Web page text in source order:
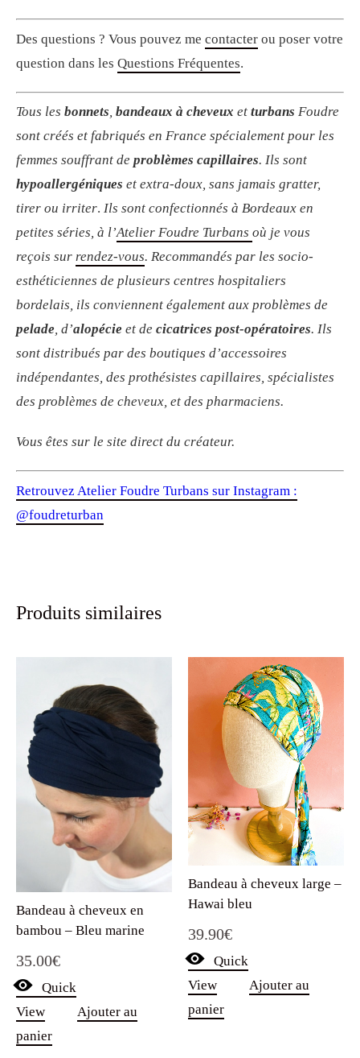
Des questions ? Vous pouvez me contacter ou poser votre
question dans les Questions Fréquentes.
Tous les bonnets, bandeaux à cheveux et turbans Foudre
sont créés et fabriqués en France spécialement pour les
femmes souffrant de problèmes capillaires. Ils sont
hypoallergéniques et extra-doux, sans jamais gratter,
tirer ou irriter. Ils sont confectionnés à Bordeaux en
petites séries, à l’Atelier Foudre Turbans où je vous
reçois sur rendez-vous. Recommandés par les socio-
esthéticiennes de plusieurs centres hospitaliers
bordelais, ils conviennent également aux problèmes de
pelade, d’alopécie et de cicatrices post-opératoires. Ils
sont distribués par des boutiques d’accessoires
indépendantes, des prothésistes capillaires, spécialistes
des problèmes de cheveux, et des pharmaciens.
Vous êtes sur le site direct du créateur.
Retrouvez Atelier Foudre Turbans sur Instagram :
@foudreturban
Produits similaires
Bandeau à cheveux en
bambou – Bleu marine
35.00€
Quick
View
Ajouter au
panier
Bandeau à cheveux large –
Hawai bleu
39.90€
Quick
View
Ajouter au
panier